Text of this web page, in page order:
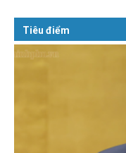
Tiêu điểm